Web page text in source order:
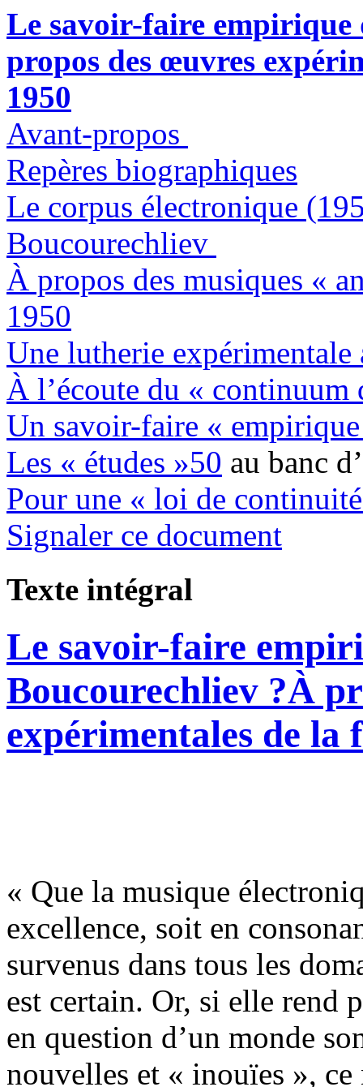
Le savoir-faire empirique
propos des œuvres
1950
Avant-propos
Repères biographiques
Le corpus électronique
Boucourechliev
À propos des musiques «
1950
Une lutherie
À l’écoute du « continuum
Un savoir-faire «
Les « études »50 au banc
Pour une « loi de
Signaler ce document
Texte intégral
Le savoir-faire
Boucourechliev ?À
expérimentales de la
« Que la musique
excellence, soit en
survenus dans tous les
est certain. Or, si elle rend
en question d’un monde
nouvelles et « inouïes », ce